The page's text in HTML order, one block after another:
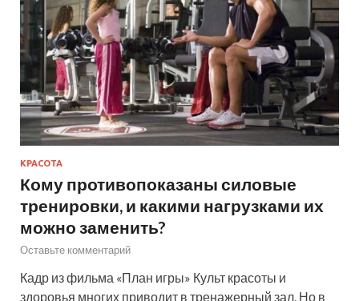
КРАСОТА
Кому противопоказаны силовые
тренировки, и какими нагрузками их
можно заменить?
Оставьте комментарий
Кадр из фильма «План игры» Культ красоты и
здоровья многих приводит в тренажерный зал. Но в